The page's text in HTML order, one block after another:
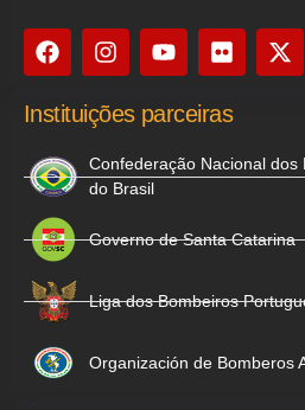
Instituições parceiras
Confederação Nacional dos
do Brasil
Governo de Santa Catarina
Liga dos Bombeiros
Organización de Bomberos